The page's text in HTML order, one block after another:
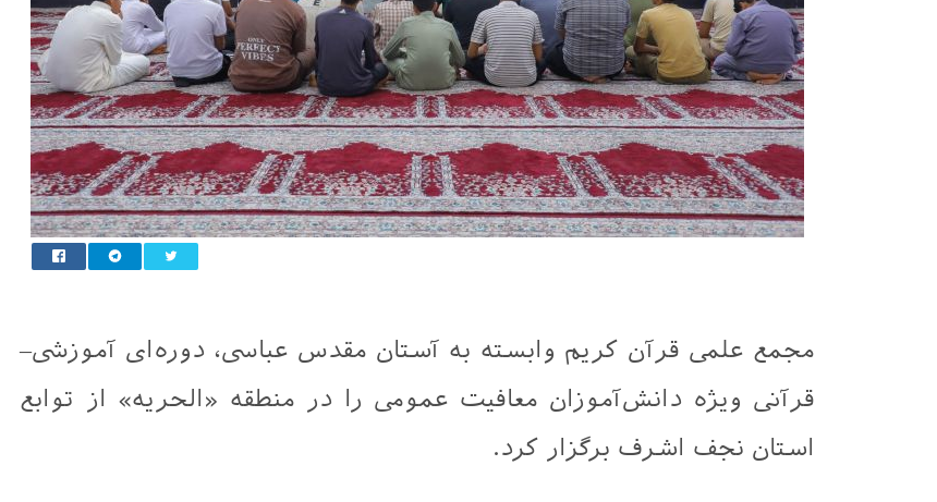
مجمع علمی قرآن کریم وابسته به آستان مقدس عباسی، دوره‌ای آموزشی–
قرآنی ویژه دانش‌آموزان معافیت عمومی را در منطقه «الحریه» از توابع
استان نجف اشرف برگزار کرد.